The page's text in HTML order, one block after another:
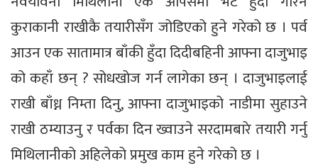
कुराकानी राखीकै तयारीसँग जोडिएको हुने गरेको छ । पर्व
आउन एक सातामात्र बाँकी हुँदा दिदीबहिनी आफ्ना दाजुभाइ
को कहाँ छन् ? सोधखोज गर्न लागेका छन् । दाजुभाइलाई
राखी बाँध्न निम्ता दिनु, आफ्ना दाजुभाइको नाडीमा सुहाउने
राखी ठम्याउनु र पर्वका दिन ख्वाउने सरदामबारे तयारी गर्नु
मिथिलानीको अहिलेको प्रमुख काम हुने गरेको छ ।